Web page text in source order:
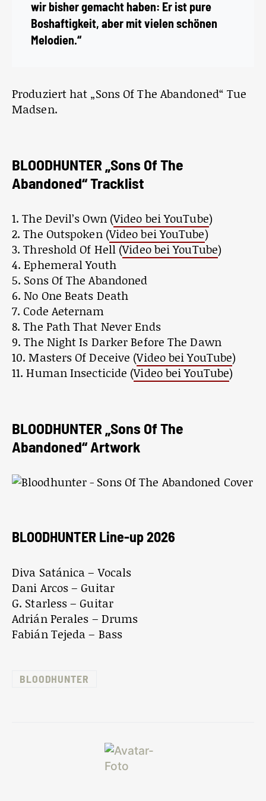
wir bisher gemacht haben: Er ist pure
Boshaftigkeit, aber mit vielen schönen
Melodien.“
Produziert hat „Sons Of The Abandoned“ Tue
Madsen.
BLOODHUNTER „Sons Of The
Abandoned“ Tracklist
1. The Devil’s Own (Video bei YouTube)
2. The Outspoken (Video bei YouTube)
3. Threshold Of Hell (Video bei YouTube)
4. Ephemeral Youth
5. Sons Of The Abandoned
6. No One Beats Death
7. Code Aeternam
8. The Path That Never Ends
9. The Night Is Darker Before The Dawn
10. Masters Of Deceive (Video bei YouTube)
11. Human Insecticide (Video bei YouTube)
BLOODHUNTER „Sons Of The
Abandoned“ Artwork
BLOODHUNTER Line-up 2026
Diva Satánica – Vocals
Dani Arcos – Guitar
G. Starless – Guitar
Adrián Perales – Drums
Fabián Tejeda – Bass
BLOODHUNTER